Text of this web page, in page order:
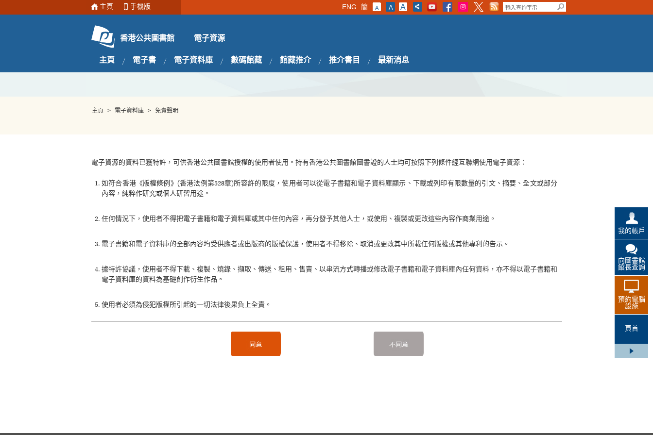
主頁 手機版 ENG 簡 A A A
香港公共圖書館 電子資源
主頁 電子書 電子資料庫 數碼館藏 館藏推介 推介書目 最新消息
我的帳戶
向圖書館
館長查詢
預約電腦
設施
頁首
主頁 > 電子資料庫 > 免責聲明
電子資源的資料已獲特許，可供香港公共圖書館授權的使用者使用。持有香港公共圖書館圖書證的人士均可按照下列條件經互聯網使用電子資源：
如符合香港《版權條例》(香港法例第528章)所容許的限度，使用者可以從電子書籍和電子資料庫顯示、下載或列印有限數量的引文、摘要、全文或部分
內容，純粹作研究或個人研習用途。
任何情況下，使用者不得把電子書籍和電子資料庫或其中任何內容，再分發予其他人士，或使用、複製或更改這些內容作商業用途。
電子書籍和電子資料庫的全部內容均受供應者或出版商的版權保護，使用者不得移除、取消或更改其中所載任何版權或其他專利的告示。
據特許協議，使用者不得下載、複製、燒錄、擷取、傳送、租用、售賣、以串流方式轉播或修改電子書籍和電子資料庫內任何資料，亦不得以電子書籍和
電子資料庫的資料為基礎創作衍生作品。
使用者必須為侵犯版權所引起的一切法律後果負上全責。